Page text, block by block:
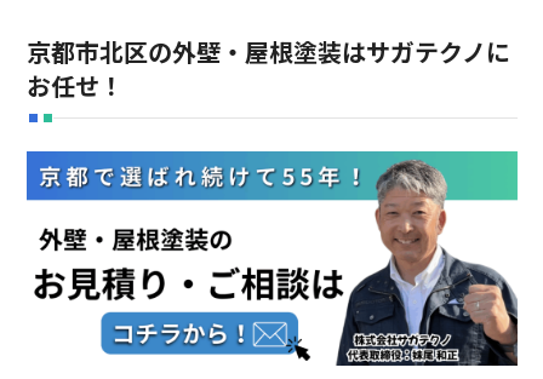
京都市北区の外壁・屋根塗装はサガテクノに
お任せ！